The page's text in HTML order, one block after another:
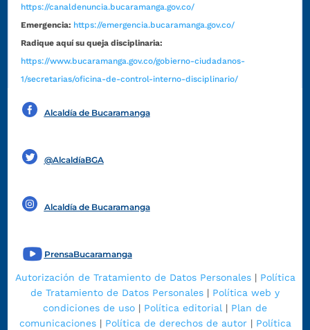
https://canaldenuncia.bucaramanga.gov.co/
Emergencia: https://emergencia.bucaramanga.gov.co/
Radique aquí su queja disciplinaria:
https://www.bucaramanga.gov.co/gobierno-ciudadanos-
1/secretarias/oficina-de-control-interno-disciplinario/
Alcaldía de Bucaramanga
@AlcaldíaBGA
Alcaldía de Bucaramanga
PrensaBucaramanga
Autorización de Tratamiento de Datos Personales| Política
de Tratamiento de Datos Personales | Política web y
condiciones de uso | Política editorial | Plan de
comunicaciones| Política de derechos de autor| Política